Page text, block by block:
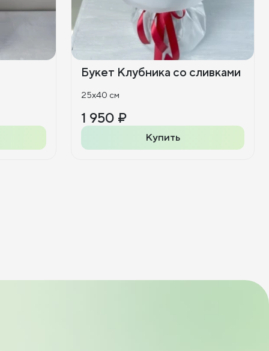
Букет Клубника со сливками
25x40 см
1 950 ₽
Купить